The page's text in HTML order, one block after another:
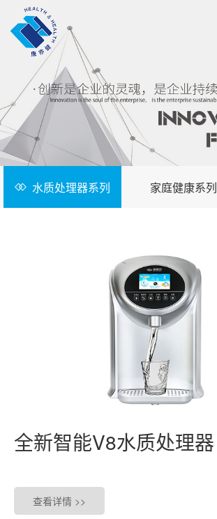
水质处理器系列 家庭健康系列
全新智能V8水质处理器
查看详情 >>